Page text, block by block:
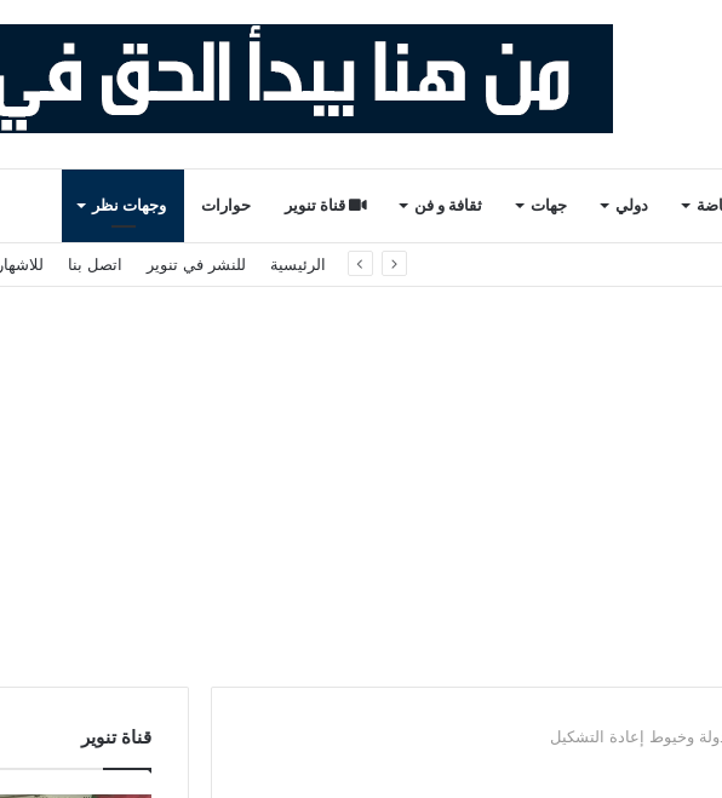
دولي جهات ثقافة و فن قناة تنوير حوارات وجهات نظر
والأخير). ذ. عبدالواحد حمزة. الرئيسية للنشر في تنوير اتصل بنا للاشهار
وخيوط إعادة التشكيل قناة تنوير